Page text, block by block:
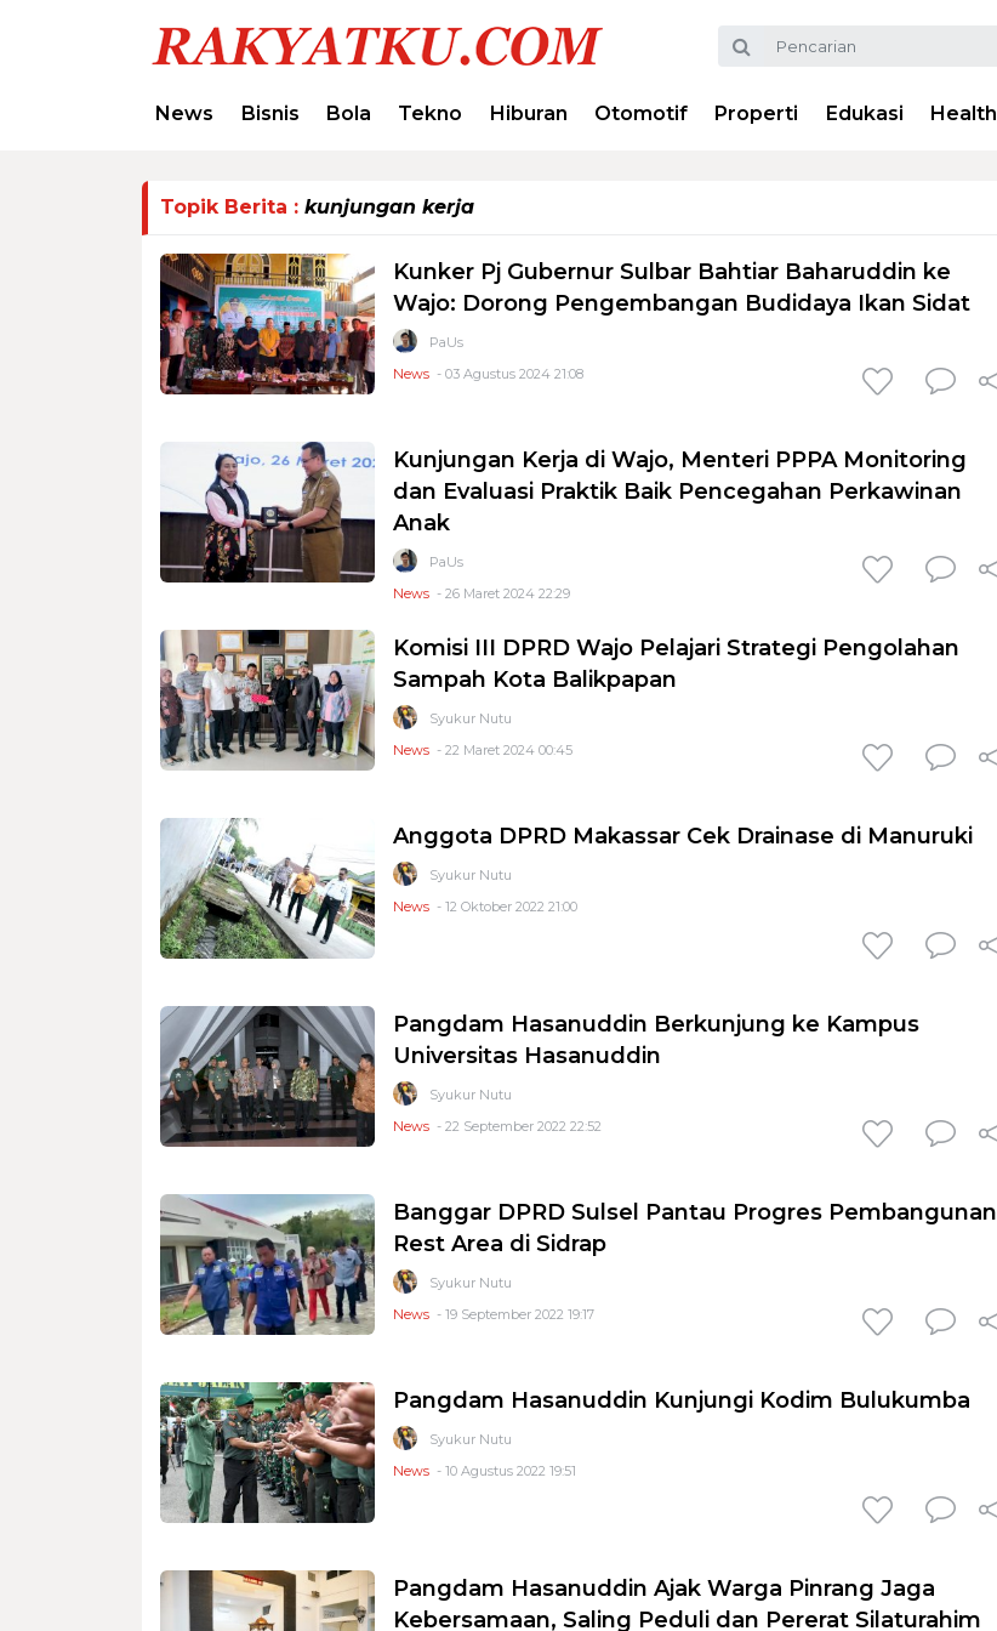
News Bisnis Bola Tekno Hiburan Otomotif Properti Edukasi Health
Topik Berita : kunjungan kerja
Kunker Pj Gubernur Sulbar Bahtiar Baharuddin ke
Wajo: Dorong Pengembangan Budidaya Ikan Sidat
PaUs
News - 03 Agustus 2024 21:08
Kunjungan Kerja di Wajo, Menteri PPPA Monitoring
dan Evaluasi Praktik Baik Pencegahan Perkawinan
Anak
PaUs
News - 26 Maret 2024 22:29
Komisi III DPRD Wajo Pelajari Strategi Pengolahan
Sampah Kota Balikpapan
Syukur Nutu
News - 22 Maret 2024 00:45
Anggota DPRD Makassar Cek Drainase di Manuruki
Syukur Nutu
News - 12 Oktober 2022 21:00
Pangdam Hasanuddin Berkunjung ke Kampus
Universitas Hasanuddin
Syukur Nutu
News - 22 September 2022 22:52
Banggar DPRD Sulsel Pantau Progres Pembangunan
Rest Area di Sidrap
Syukur Nutu
News - 19 September 2022 19:17
Pangdam Hasanuddin Kunjungi Kodim Bulukumba
Syukur Nutu
News - 10 Agustus 2022 19:51
Pangdam Hasanuddin Ajak Warga Pinrang Jaga
Kebersamaan, Saling Peduli dan Pererat Silaturahim